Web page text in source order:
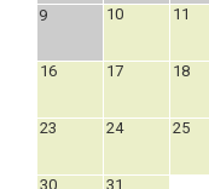
9 10 11
16 17 18
23 24 25
30 31